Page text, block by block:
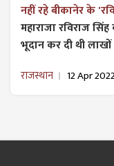
नहीं रहे बीकानेर के
महाराजा रविराज
भूदान कर दी थी
राजस्थान 12 Apr